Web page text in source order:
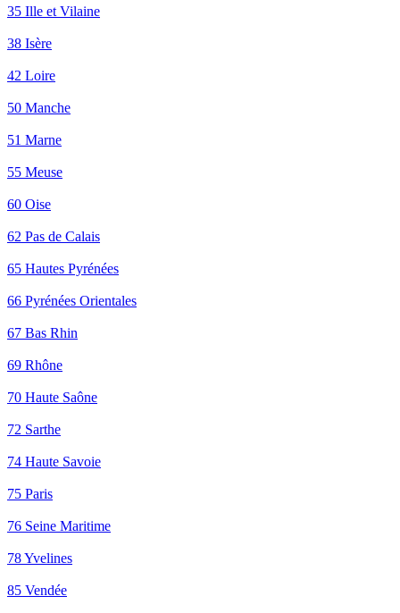
35 Ille et Vilaine
38 Isère
42 Loire
50 Manche
51 Marne
55 Meuse
60 Oise
62 Pas de Calais
65 Hautes Pyrénées
66 Pyrénées Orientales
67 Bas Rhin
69 Rhône
70 Haute Saône
72 Sarthe
74 Haute Savoie
75 Paris
76 Seine Maritime
78 Yvelines
85 Vendée